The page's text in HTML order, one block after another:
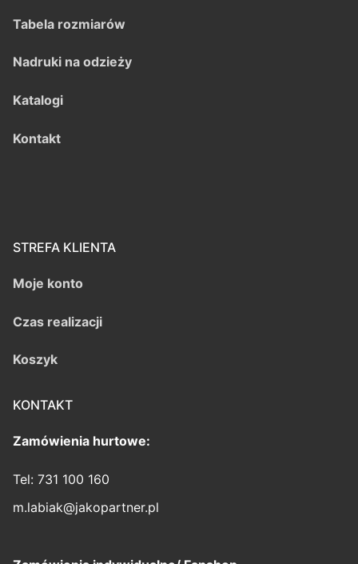
Tabela rozmiarów
Nadruki na odzieży
Katalogi
Kontakt
STREFA KLIENTA
Moje konto
Czas realizacji
Koszyk
KONTAKT
Zamówienia hurtowe:
Tel: 731 100 160
m.labiak@jakopartner.pl